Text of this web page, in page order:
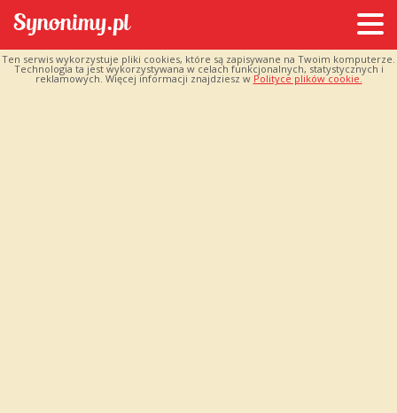
Ten serwis wykorzystuje pliki cookies, które są zapisywane na Twoim komputerze.
Technologia ta jest wykorzystywana w celach funkcjonalnych, statystycznych i
reklamowych. Więcej informacji znajdziesz w Polityce plików cookie.